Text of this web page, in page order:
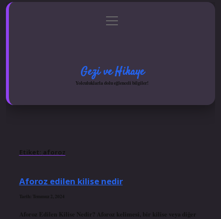
Gizlilik Politikası
menüyü
aç
Gezi ve Hikaye
Yolculuklarla dolu eğlenceli bilgiler!
Etiket: aforoz
Aforoz edilen kilise nedir
Tarih: Temmuz 2, 2024
Aforoz Edilen Kilise Nedir? Aforoz kelimesi, bir kilise veya diğer